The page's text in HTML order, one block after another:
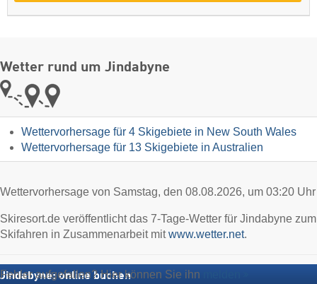
Wetter rund um Jindabyne
Wettervorhersage für 4 Skigebiete in New South Wales
Wettervorhersage für 13 Skigebiete in Australien
Wettervorhersage von Samstag, den 08.08.2026, um 03:20 Uhr
Skiresort.de veröffentlicht das 7-Tage-Wetter für Jindabyne zum
Skifahren in Zusammenarbeit mitwww.wetter.net.
Fehler aufgefallen? Hier können Sie ihn
Jindabyne: online buchen